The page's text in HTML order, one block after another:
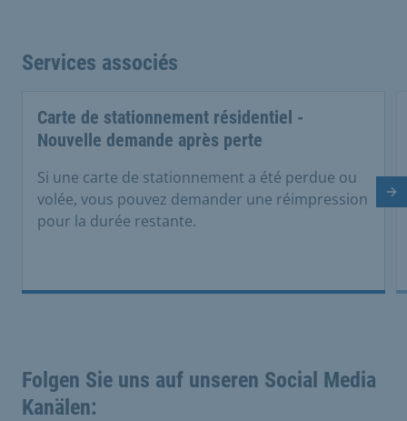
Services associés
Carte de stationnement résidentiel -
Nouvelle demande après perte
Si une carte de stationnement a été perdue ou
volée, vous pouvez demander une réimpression
pour la durée restante.
Folgen Sie uns auf unseren Social Media
Kanälen: